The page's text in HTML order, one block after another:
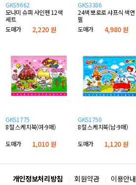
GKS9662
모나미 슈퍼 사인펜 12색
세트
도매가
2,220 원
GKS3386
24색 뽀로로 샤프식 색연
필
도매가
4,980 원
GKS1775
8절 스케치북(여-9매)
도매가
1,010 원
GKS1750
8절 스케치북(남-9매)
도매가
1,120 원
개인정보처리방침 회원약관 이용안내